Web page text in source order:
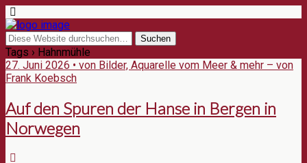
Tags › Hahnmühle
27. Juni 2026 • von Bilder, Aquarelle vom Meer & mehr – von
Frank Koebsch
Auf den Spuren der Hanse in Bergen in
Norwegen